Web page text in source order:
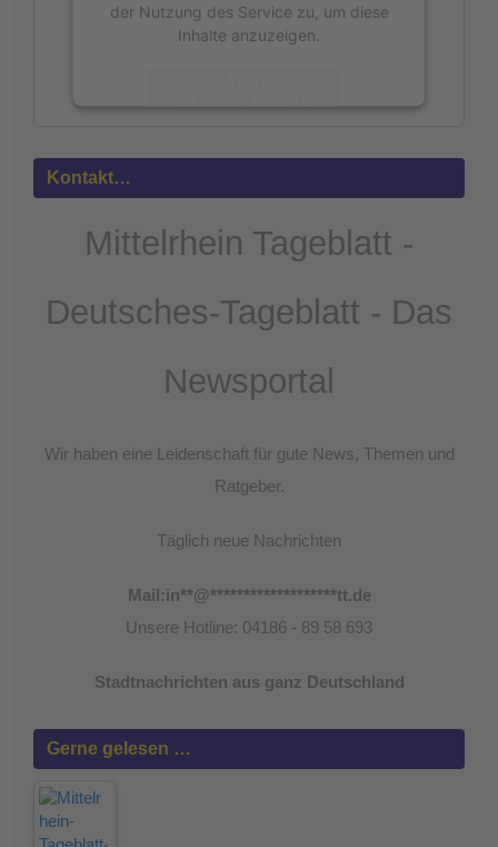
der Nutzung des Service zu, um diese
Inhalte anzuzeigen.
Informationen
powered by
Kontakt…
Mittelrhein Tageblatt -
Deutsches-Tageblatt - Das
Newsportal
Wir haben eine Leidenschaft für gute News, Themen und
Ratgeber.
Täglich neue Nachrichten
Mail:in**@*******************tt.de
Unsere Hotline: 04186 - 89 58 693
Stadtnachrichten aus ganz Deutschland
Gerne gelesen …